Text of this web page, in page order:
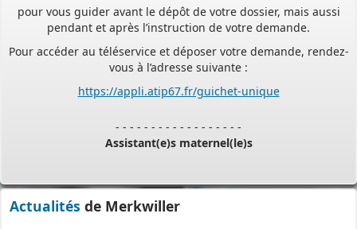
pendant et après l’instruction de votre demande.
Pour accéder au téléservice et déposer votre demande, rendez-
vous à l’adresse suivante :
https://appli.atip67.fr/guichet-unique
et MAM par commune sur le site :
assistants-maternels-bas-rhin/
Actualités de Merkwiller